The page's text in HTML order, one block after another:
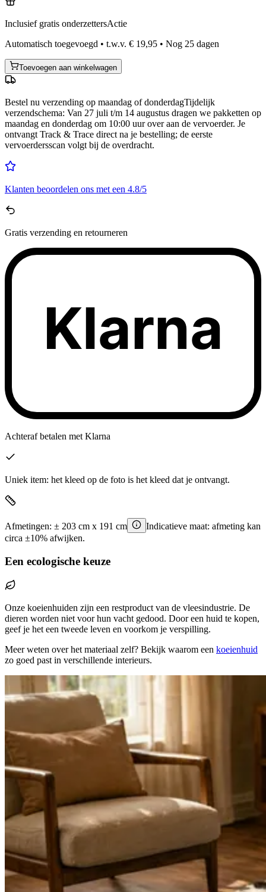
Inclusief gratis onderzettersActie
Automatisch toegevoegd • t.w.v. € 19,95 • Nog 25 dagen
Toevoegen aan winkelwagen
Bestel nu verzending op maandag of donderdagTijdelijk
verzendschema: Van 27 juli t/m 14 augustus dragen we pakketten op
maandag en donderdag om 10:00 uur over aan de vervoerder. Je
ontvangt Track & Trace direct na je bestelling; de eerste
vervoerdersscan volgt bij de overdracht.
Klanten beoordelen ons met een 4.8/5
Gratis verzending en retourneren
Klarna
Achteraf betalen met Klarna
Uniek item: het kleed op de foto is het kleed dat je ontvangt.
Afmetingen: ± 203 cm x 191 cm
Indicatieve maat: afmeting kan
circa ±10% afwijken.
Een ecologische keuze
Onze koeienhuiden zijn een restproduct van de vleesindustrie. De
dieren worden niet voor hun vacht gedood. Door een huid te kopen,
geef je het een tweede leven en voorkom je verspilling.
Meer weten over het materiaal zelf? Bekijk waarom een koeienhuid
zo goed past in verschillende interieurs.